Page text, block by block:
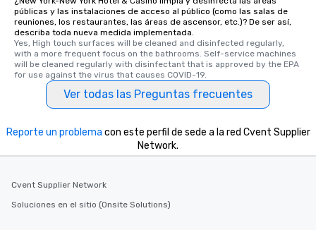
públicas y las instalaciones de acceso al público (como las salas de
reuniones, los restaurantes, las áreas de ascensor, etc.)? De ser así,
describa toda nueva medida implementada.
Yes, High touch surfaces will be cleaned and disinfected regularly,
with a more frequent focus on the bathrooms. Self-service machines
will be cleaned regularly with disinfectant that is approved by the EPA
for use against the virus that causes COVID-19.
Ver todas las Preguntas frecuentes
Reporte un problema con este perfil de sede a la red Cvent Supplier
Network.
Cvent Supplier Network
Soluciones en el sitio (Onsite Solutions)